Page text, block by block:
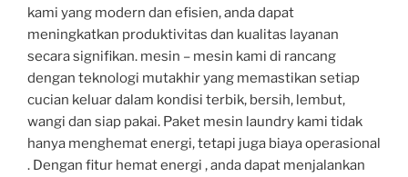
kami yang modern dan efisien, anda dapat
meningkatkan produktivitas dan kualitas layanan
secara signifikan. mesin – mesin kami di rancang
dengan teknologi mutakhir yang memastikan setiap
cucian keluar dalam kondisi terbik, bersih, lembut,
wangi dan siap pakai. Paket mesin laundry kami tidak
hanya menghemat energi, tetapi juga biaya operasional
. Dengan fitur hemat energi , anda dapat menjalankan